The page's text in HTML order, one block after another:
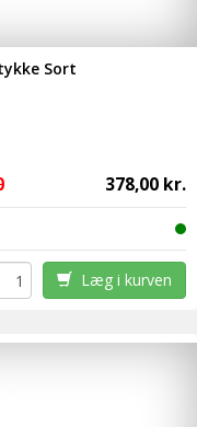
Sort
378,00 kr.
Læg i kurven